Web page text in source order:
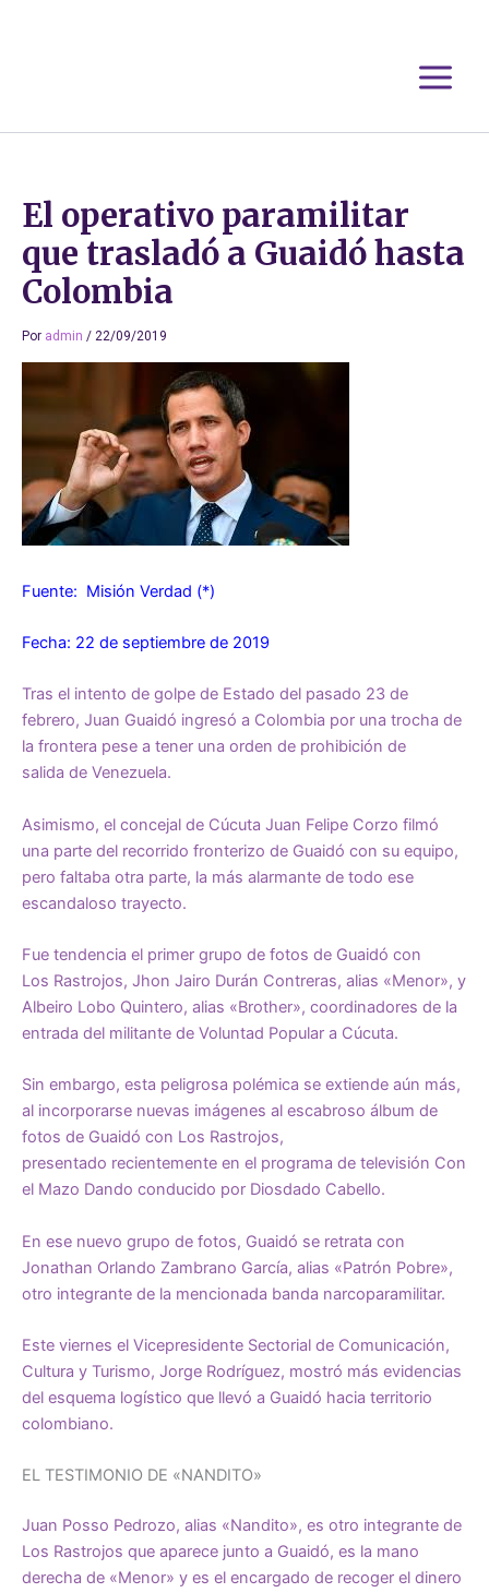
El operativo paramilitar
que trasladó a Guaidó hasta
Colombia
Por admin / 22/09/2019
Fuente: Misión Verdad (*)
Fecha: 22 de septiembre de 2019
Tras el intento de golpe de Estado del pasado 23 de
febrero, Juan Guaidó ingresó a Colombia por una trocha de
la frontera pese a tener una orden de prohibición de
salida de Venezuela.
Asimismo, el concejal de Cúcuta Juan Felipe Corzo filmó
una parte del recorrido fronterizo de Guaidó con su equipo,
pero faltaba otra parte, la más alarmante de todo ese
escandaloso trayecto.
Fue tendencia el primer grupo de fotos de Guaidó con
Los Rastrojos, Jhon Jairo Durán Contreras, alias «Menor», y
Albeiro Lobo Quintero, alias «Brother», coordinadores de la
entrada del militante de Voluntad Popular a Cúcuta.
Sin embargo, esta peligrosa polémica se extiende aún más,
al incorporarse nuevas imágenes al escabroso álbum de
fotos de Guaidó con Los Rastrojos,
presentado recientemente en el programa de televisión Con
el Mazo Dando conducido por Diosdado Cabello.
En ese nuevo grupo de fotos, Guaidó se retrata con
Jonathan Orlando Zambrano García, alias «Patrón Pobre»,
otro integrante de la mencionada banda narcoparamilitar.
Este viernes el Vicepresidente Sectorial de Comunicación,
Cultura y Turismo, Jorge Rodríguez, mostró más evidencias
del esquema logístico que llevó a Guaidó hacia territorio
colombiano.
EL TESTIMONIO DE «NANDITO»
Juan Posso Pedrozo, alias «Nandito», es otro integrante de
Los Rastrojos que aparece junto a Guaidó, es la mano
derecha de «Menor» y es el encargado de recoger el dinero